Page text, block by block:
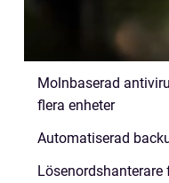
Molnbaserad
flera enheter
Automatiserad
Lösenordshanterare